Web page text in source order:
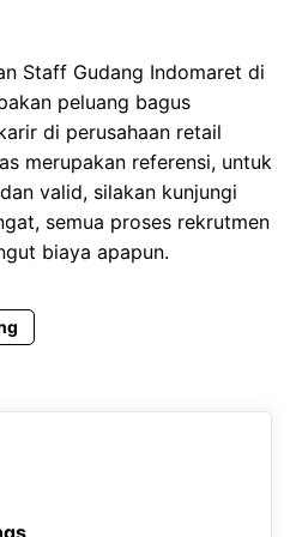
Staff Gudang Indomaret di
peluang bagus
di perusahaan retail
merupakan referensi, untuk
valid, silakan kunjungi
semua proses rekrutmen
biaya apapun.